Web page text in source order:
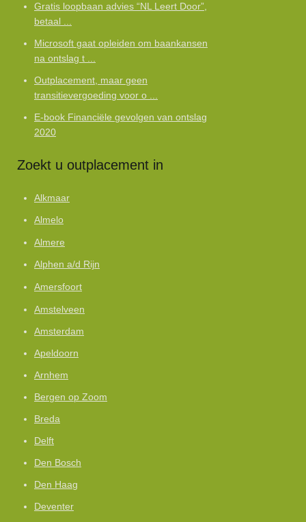
Gratis loopbaan advies “NL Leert Door”,
betaal ...
Microsoft gaat opleiden om baankansen
na ontslag t ...
Outplacement, maar geen
transitievergoeding voor o ...
E-book Financiële gevolgen van ontslag
2020
Zoekt u outplacement in
Alkmaar
Almelo
Almere
Alphen a/d Rijn
Amersfoort
Amstelveen
Amsterdam
Apeldoorn
Arnhem
Bergen op Zoom
Breda
Delft
Den Bosch
Den Haag
Deventer